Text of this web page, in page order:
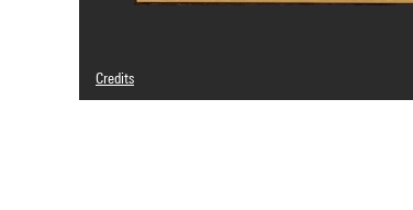
Credits
© Sanja Ivekovic